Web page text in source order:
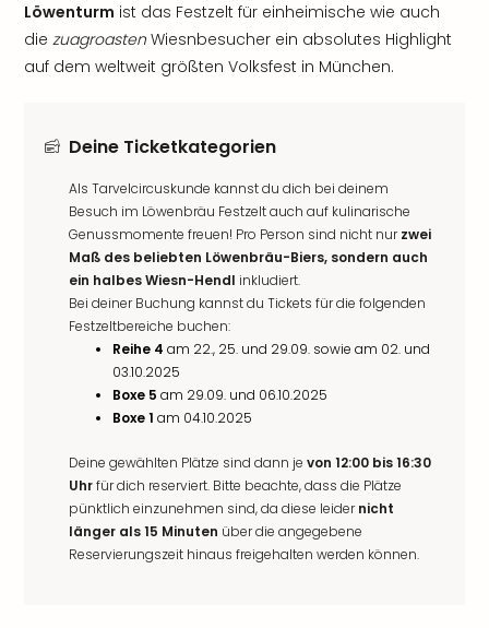
Löwenturm ist das Festzelt für einheimische wie auch
die zuagroasten Wiesnbesucher ein absolutes Highlight
auf dem weltweit größten Volksfest in München.
Deine Ticketkategorien
Als Tarvelcircuskunde kannst du dich bei deinem
Besuch im Löwenbräu Festzelt auch auf kulinarische
Genussmomente freuen! Pro Person sind nicht nurzwei
Maß des beliebten Löwenbräu-Biers, sondern auch
ein halbes Wiesn-Hendl inkludiert.
Bei deiner Buchung kannst du Tickets für die folgenden
Festzeltbereiche buchen:
Reihe 4 am 22., 25. und 29.09. sowie am 02. und
03.10.2025
Boxe 5 am 29.09. und 06.10.2025
Boxe 1 am 04.10.2025
Deine gewählten Plätze sind dann je von 12:00 bis 16:30
Uhrfür dich reserviert. Bitte beachte, dass die Plätze
pünktlich einzunehmen sind, da diese leidernicht
länger als 15 Minuten über die angegebene
Reservierungszeit hinaus freigehalten werden können.